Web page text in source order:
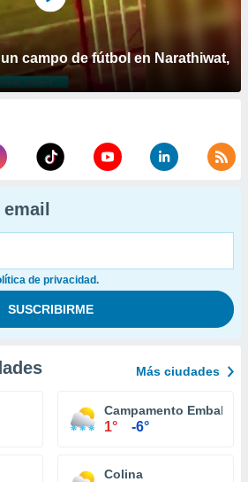
campo de fútbol en Narathiwat,
de privacidad.
Más ciudades
Campamento Embalse
1° -6°
Colina